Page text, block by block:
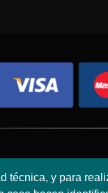
técnica, y para